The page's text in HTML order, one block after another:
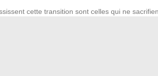
cette transition sont celles qui ne